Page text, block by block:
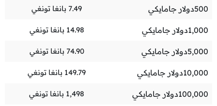
500دولار جامايكي 7.49 بانغا تونغي
1,000دولار جامايكي 14.98 بانغا تونغي
5,000دولار جامايكي 74.90 بانغا تونغي
10,000دولار جامايكي 149.79 بانغا تونغي
100,000دولار جامايكي 1,498 بانغا تونغي